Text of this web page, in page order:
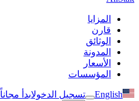
المزايا
قارن
الوثائق
المدونة
الأسعار
المؤسسات
English تسجيل الدخولابدأ مجاناً